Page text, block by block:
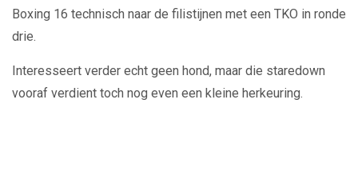
Boxing 16 technisch naar de filistijnen met een TKO in ronde
drie.
Interesseert verder echt geen hond, maar die staredown
vooraf verdient toch nog even een kleine herkeuring.